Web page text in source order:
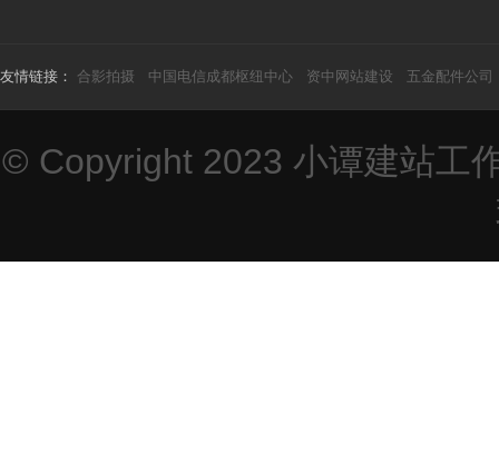
友情链接： 合影拍摄 中国电信成都枢纽中心 资中网站建设 五金配件公司
© Copyright 2023 小谭建站工